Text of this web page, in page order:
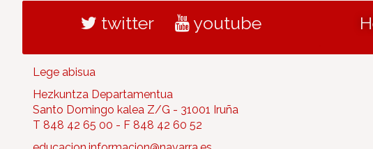
twitter youtube
Lege abisua
Hezkuntza Departamentua
Santo Domingo kalea Z/G - 31001 Iruña
T 848 42 65 00 - F 848 42 60 52